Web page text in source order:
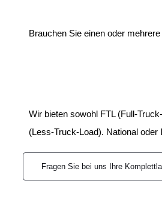
Brauchen Sie einen oder
Wir bieten sowohl FTL (Full-
(Less-Truck-Load). National oder
Fragen Sie bei uns Ihre